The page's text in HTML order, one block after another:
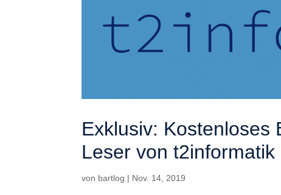
Exklusiv: Kostenloses
Leser von t2informatik
von bartlog | Nov. 14, 2019